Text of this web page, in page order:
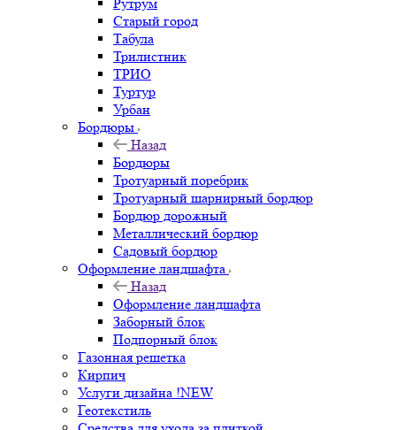
Старый город
Табула
Трилистник
ТРИО
Туртур
Урбан
Бордюры
Назад
Бордюры
Тротуарный поребрик
Тротуарный шарнирный бордюр
Бордюр дорожный
Металлический бордюр
Садовый бордюр
Оформление ландшафта
Назад
Оформление ландшафта
Заборный блок
Подпорный блок
Газонная решетка
Кирпич
Услуги дизайна !NEW
Геотекстиль